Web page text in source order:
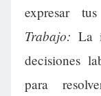
expresar
Trabajo: La
decisiones
para